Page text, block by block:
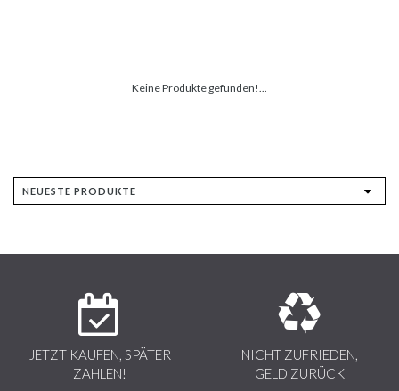
Keine Produkte gefunden!...
JETZT KAUFEN, SPÄTER
ZAHLEN!
NICHT ZUFRIEDEN,
GELD ZURÜCK